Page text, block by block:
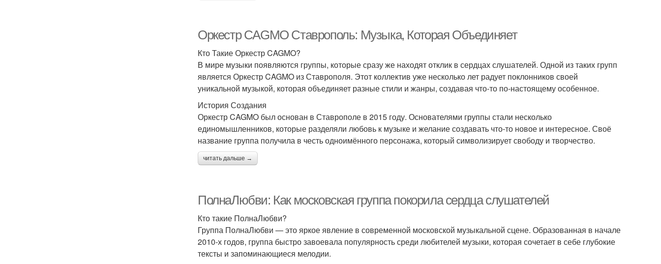
Оркестр CAGMO Ставрополь: Музыка, Которая Объединяет
Кто Такие Оркестр CAGMO?
В мире музыки появляются группы, которые сразу же находят отклик в сердцах слушателей. Одной из таких групп
является Оркестр CAGMO из Ставрополя. Этот коллектив уже несколько лет радует поклонников своей
уникальной музыкой, которая объединяет разные стили и жанры, создавая что-то по-настоящему особенное.
История Создания
Оркестр CAGMO был основан в Ставрополе в 2015 году. Основателями группы стали несколько
единомышленников, которые разделяли любовь к музыке и желание создавать что-то новое и интересное. Своё
название группа получила в честь одноимённого персонажа, который символизирует свободу и творчество.
читать дальше →
ПолнаЛюбви: Как московская группа покорила сердца слушателей
Кто такие ПолнаЛюбви?
Группа ПолнаЛюбви — это яркое явление в современной московской музыкальной сцене. Образованная в начале
2010-х годов, группа быстро завоевала популярность среди любителей музыки, которая сочетает в себе глубокие
тексты и запоминающиеся мелодии.